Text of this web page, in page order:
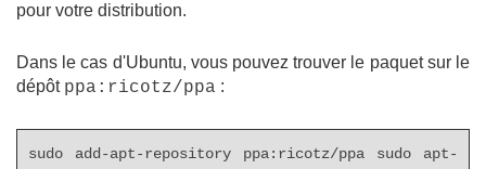
pour votre distribution.
Dans le cas d'Ubuntu, vous pouvez trouver le paquet sur le
dépôt ppa:ricotz/ppa :
sudo add-apt-repository ppa:ricotz/ppa sudo apt-